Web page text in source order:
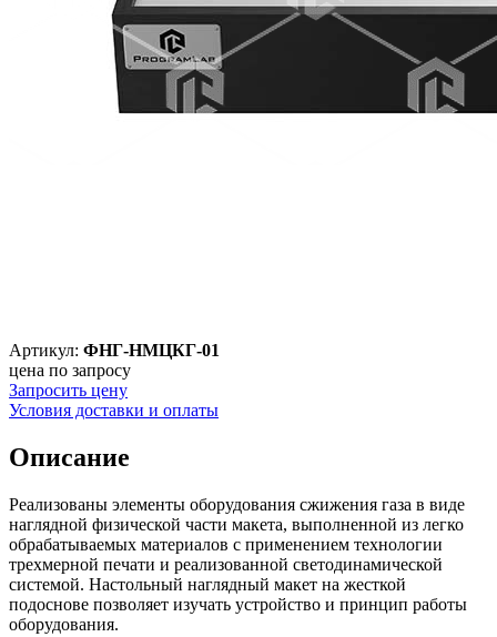
Артикул: ФНГ-НМЦКГ-01
цена по запросу
Запросить цену
Условия доставки и оплаты
Описание
Реализованы элементы оборудования сжижения газа в виде
наглядной физической части макета, выполненной из легко
обрабатываемых материалов с применением технологии
трехмерной печати и реализованной светодинамической
системой. Настольный наглядный макет на жесткой
подоснове позволяет изучать устройство и принцип работы
оборудования.